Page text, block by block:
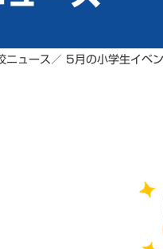
ニュース ／ 5月の小学生イベ